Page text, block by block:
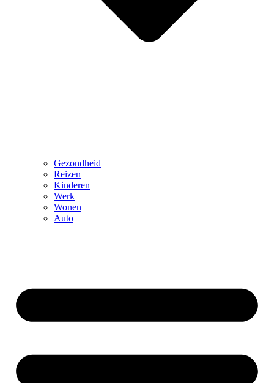
Gezondheid
Reizen
Kinderen
Werk
Wonen
Auto